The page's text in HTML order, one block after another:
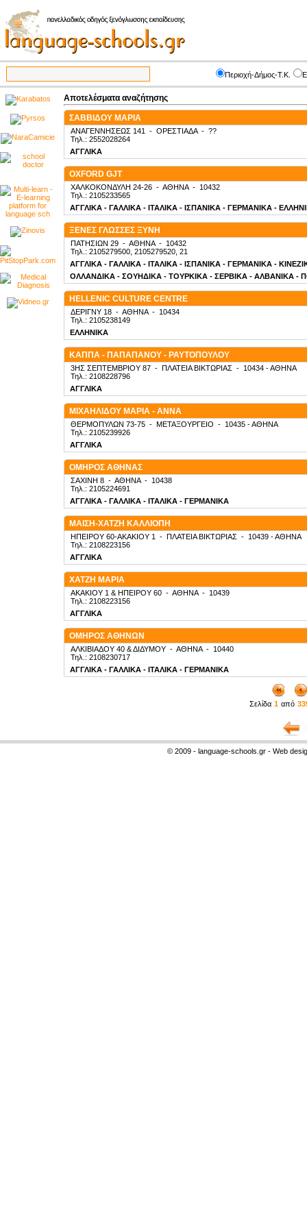
Περιοχή-Δήμος-Τ.Κ.
Αποτελέσματα αναζήτησης
ΣΑΒΒΙΔΟΥ ΜΑΡΙΑ
ΑΝΑΓΕΝΝΗΣΕΩΣ 141 - ΟΡΕΣΤΙΑΔΑ- ??
Τηλ.: 2552028264
ΑΓΓΛΙΚΑ
OXFORD GJT
ΧΑΛΚΟΚΟΝΔΥΛΗ 24-26 - ΑΘΗΝΑ- 10432
Τηλ.: 2105233565
ΑΓΓΛΙΚΑ - ΓΑΛΛΙΚΑ - ΙΤΑΛΙΚΑ - ΙΣΠΑΝΙΚΑ - ΓΕΡΜΑΝΙΚΑ -
ΞΕΝΕΣ ΓΛΩΣΣΕΣ ΞΥΝΗ
ΠΑΤΗΣΙΩΝ 29 - ΑΘΗΝΑ- 10432
Τηλ.: 2105279500, 2105279520, 21
ΑΓΓΛΙΚΑ - ΓΑΛΛΙΚΑ - ΙΤΑΛΙΚΑ - ΙΣΠΑΝΙΚΑ - ΓΕΡΜΑΝΙΚΑ -
ΟΛΛΑΝΔΙΚΑ - ΣΟΥΗΔΙΚΑ - ΤΟΥΡΚΙΚΑ - ΣΕΡΒΙΚΑ - ΑΛΒΑΝΙΚΑ -
HELLENIC CULTURE CENTRE
ΔΕΡΙΓΝΥ 18 - ΑΘΗΝΑ- 10434
Τηλ.: 2105238149
ΕΛΛΗΝΙΚΑ
ΚΑΠΠΑ - ΠΑΠΑΠΑΝΟΥ - ΡΑΥΤΟΠΟΥΛΟΥ
3ΗΣ ΣΕΠΤΕΜΒΡΙΟΥ 87 - ΠΛΑΤΕΙΑ ΒΙΚΤΩΡΙΑΣ - 10434 - ΑΘΗΝΑ
Τηλ.: 2108228796
ΑΓΓΛΙΚΑ
ΜΙΧΑΗΛΙΔΟΥ ΜΑΡΙΑ - ΑΝΝΑ
ΘΕΡΜΟΠΥΛΩΝ 73-75 - ΜΕΤΑΞΟΥΡΓΕΙΟ - 10435 - ΑΘΗΝΑ
Τηλ.: 2105239926
ΑΓΓΛΙΚΑ
ΟΜΗΡΟΣ ΑΘΗΝΑΣ
ΣΑΧΙΝΗ 8 - ΑΘΗΝΑ- 10438
Τηλ.: 2105224691
ΑΓΓΛΙΚΑ - ΓΑΛΛΙΚΑ - ΙΤΑΛΙΚΑ - ΓΕΡΜΑΝΙΚΑ
ΜΑΙΣΗ-ΧΑΤΖΗ ΚΑΛΛΙΟΠΗ
ΗΠΕΙΡΟΥ 60-ΑΚΑΚΙΟΥ 1 - ΠΛΑΤΕΙΑ ΒΙΚΤΩΡΙΑΣ - 10439 - ΑΘΗΝΑ
Τηλ.: 2108223156
ΑΓΓΛΙΚΑ
ΧΑΤΖΗ ΜΑΡΙΑ
ΑΚΑΚΙΟΥ 1 & ΗΠΕΙΡΟΥ 60 - ΑΘΗΝΑ- 10439
Τηλ.: 2108223156
ΑΓΓΛΙΚΑ
ΟΜΗΡΟΣ ΑΘΗΝΩΝ
ΑΛΚΙΒΙΑΔΟΥ 40 & ΔΙΔΥΜΟΥ - ΑΘΗΝΑ- 10440
Τηλ.: 2108230717
ΑΓΓΛΙΚΑ - ΓΑΛΛΙΚΑ - ΙΤΑΛΙΚΑ - ΓΕΡΜΑΝΙΚΑ
Σελίδα 1 από
© 2009 - language-schools.gr - Web